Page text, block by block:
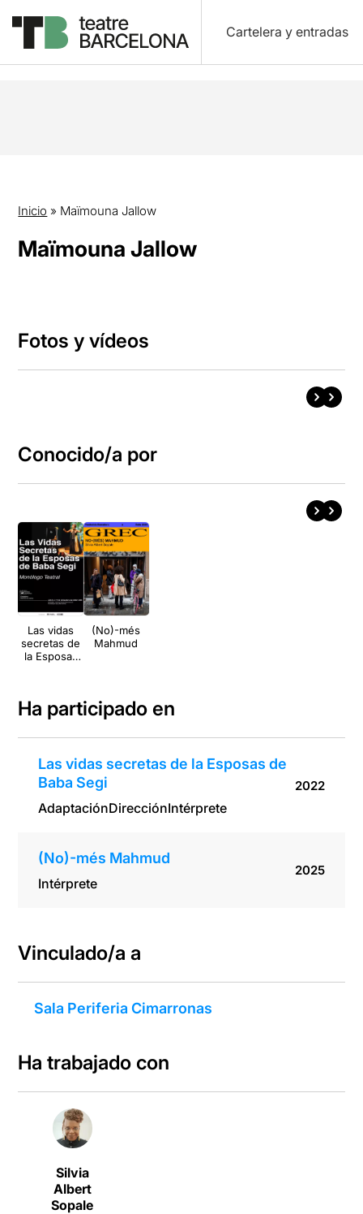
Cartelera y entradas
Inicio » Maïmouna Jallow
Maïmouna Jallow
Fotos y vídeos
Conocido/a por
Las vidas
secretas de
la Esposas
(No)-més
Mahmud
Ha participado en
Las vidas secretas de la Esposas de
Baba Segi
AdaptaciónDirecciónIntérprete
2022
(No)-més Mahmud
Intérprete
2025
Vinculado/a a
Sala Periferia Cimarronas
Ha trabajado con
Silvia
Albert
Sopale